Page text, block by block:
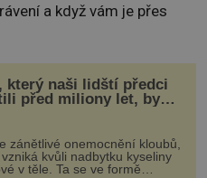
a když vám je přes
který naši lidští předci
před miliony let, by
pomoci s léčbou
králů“
zánětlivé onemocnění kloubů,
kvůli nadbytku kyseliny
v těle. Ta se ve formě